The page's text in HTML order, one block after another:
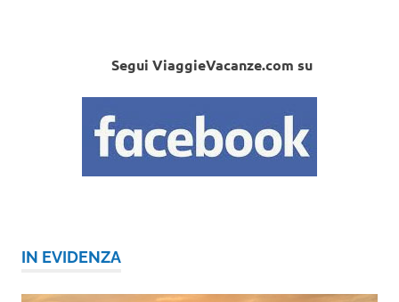
Segui ViaggieVacanze.com su
IN EVIDENZA